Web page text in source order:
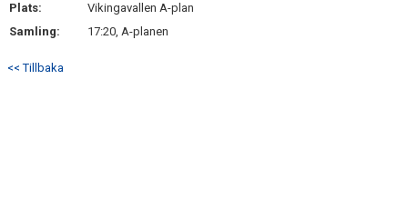
KONTAKT
Plats:
Vikingavallen A-plan
Samling:
17:20, A-planen
<< Tillbaka